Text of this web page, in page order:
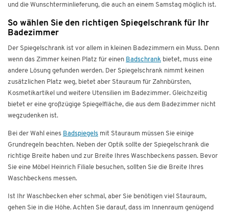
und die Wunschterminlieferung, die auch an einem Samstag möglich ist.
So wählen Sie den richtigen Spiegelschrank für Ihr
Badezimmer
Der Spiegelschrank ist vor allem in kleinen Badezimmern ein Muss. Denn
wenn das Zimmer keinen Platz für einen Badschrank bietet, muss eine
andere Lösung gefunden werden. Der Spiegelschrank nimmt keinen
zusätzlichen Platz weg, bietet aber Stauraum für Zahnbürsten,
Kosmetikartikel und weitere Utensilien im Badezimmer. Gleichzeitig
bietet er eine großzügige Spiegelfläche, die aus dem Badezimmer nicht
wegzudenken ist.
Bei der Wahl eines Badspiegels mit Stauraum müssen Sie einige
Grundregeln beachten. Neben der Optik sollte der Spiegelschrank die
richtige Breite haben und zur Breite Ihres Waschbeckens passen. Bevor
Sie eine Möbel Heinrich Filiale besuchen, sollten Sie die Breite Ihres
Waschbeckens messen.
Ist Ihr Waschbecken eher schmal, aber Sie benötigen viel Stauraum,
gehen Sie in die Höhe. Achten Sie darauf, dass im Innenraum genügend